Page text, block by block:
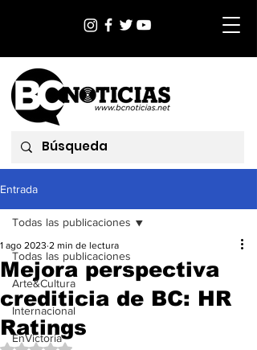
Entrada
Todas las publicaciones
Arte&Cultura
Internacional
EnVictoria
Todas las publicaciones
Mejora perspectiva
crediticia de BC: HR
Ratings
1 ago 2023 2 min de lectura